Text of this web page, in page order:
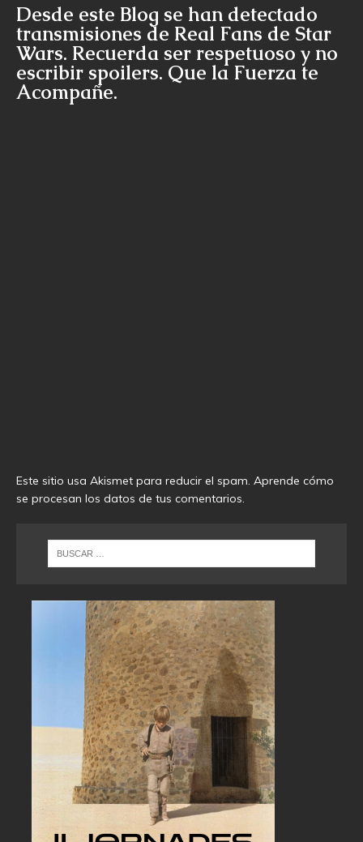
Desde este Blog se han detectado
transmisiones de Real Fans de Star
Wars. Recuerda ser respetuoso y no
escribir spoilers. Que la Fuerza te
Acompañe.
Este sitio usa Akismet para reducir el spam. Aprende cómo
se procesan los datos de tus comentarios.